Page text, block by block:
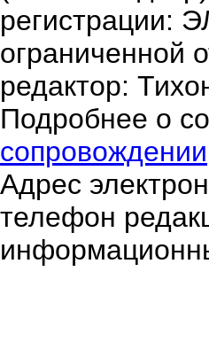
регистрации:
ограниченной
редактор:
Подробнее о
сопровождении
Адрес
телефон